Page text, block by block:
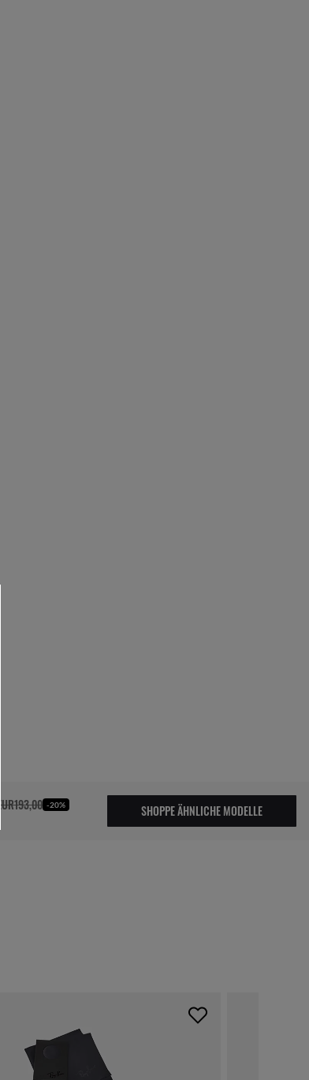
EUR193,00 -20%
SHOPPE ÄHNLICHE MODELLE